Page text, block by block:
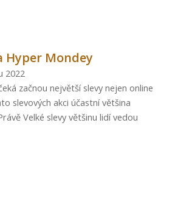
Hyper Mondey
2022
začnou největší slevy nejen online
slevových akci účastní většina
Velké slevy většinu lidí vedou